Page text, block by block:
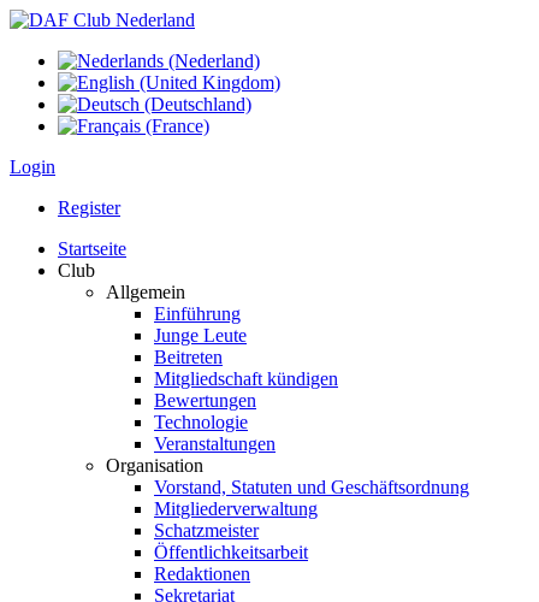
Login
Register
Startseite
Club
Allgemein
Einführung
Junge Leute
Beitreten
Mitgliedschaft kündigen
Bewertungen
Technologie
Veranstaltungen
Organisation
Vorstand, Statuten und Geschäftsordnung
Mitgliederverwaltung
Schatzmeister
Öffentlichkeitsarbeit
Redaktionen
Sekretariat